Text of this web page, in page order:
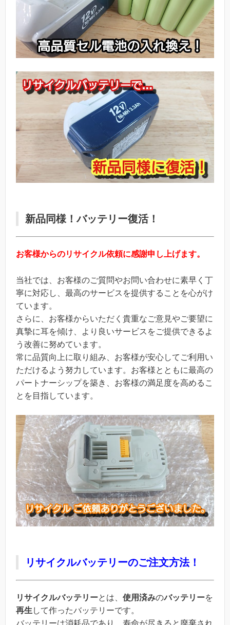
新品同様！バッテリー復活！
お客様からのリサイクル依頼に感謝申し上げます。
当社では、お客様のご質問やお問い合わせに素早く丁
寧に対応し、最高のサービスを提供することを心がけ
ています。
さらに、お客様からいただく貴重なご意見やご要望に
真摯に耳を傾け、より良いサービスをご提供できるよ
う改善に努めています。
常に品質向上に取り組み、お客様が安心してご利用い
ただけるよう努力しています。お客様とともに最高の
パートナーシップを築き、お客様の満足度を高めるこ
とを目指しています。
リサイクルバッテリーのご注文方法！
リサイクルバッテリーとは、 使用済みのバッテリーを
再生 して作ったバッテリーです。